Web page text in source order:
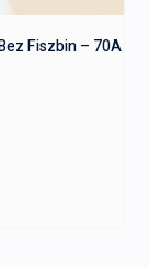
Fiszbin – 70A